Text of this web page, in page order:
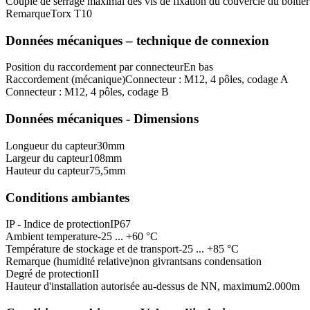
RemarqueTorx T10
Données mécaniques – technique de connexion
Position du raccordement par connecteurEn bas
Raccordement (mécanique)Connecteur : M12, 4 pôles, codage A
Connecteur : M12, 4 pôles, codage B
Données mécaniques - Dimensions
Longueur du capteur30mm
Largeur du capteur108mm
Hauteur du capteur75,5mm
Conditions ambiantes
IP - Indice de protectionIP67
Ambient temperature-25 ... +60 °C
Température de stockage et de transport-25 ... +85 °C
Remarque (humidité relative)non givrantsans condensation
Degré de protectionII
Hauteur d'installation autorisée au-dessus de NN, maximum2.000m